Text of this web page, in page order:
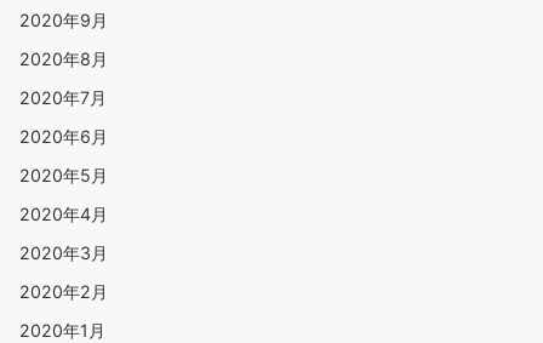
2020年9月
2020年8月
2020年7月
2020年6月
2020年5月
2020年4月
2020年3月
2020年2月
2020年1月